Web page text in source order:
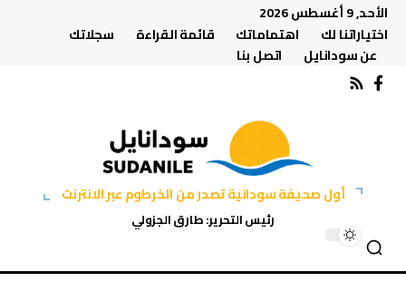
الأحد, 9 أغسطس 2026
اختياراتنا لك
اهتماماتك قائمة القراءة
سجلاتك
عن سودانايل
اتصل بنا
أول صحيفة سودانية تصدر من الخرطوم عبر الانترنت
رئيس التحرير: طارق الجزولي